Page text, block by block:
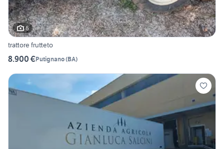
6
trattore frutteto
8.900 €Putignano(BA)